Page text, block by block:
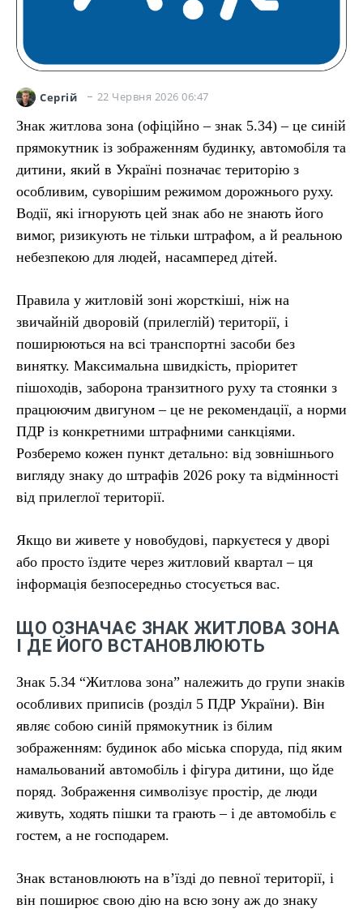
Сергій 22 Червня 2026 06:47
Знак житлова зона (офіційно – знак 5.34) – це синій
прямокутник із зображенням будинку, автомобіля та
дитини, який в Україні позначає територію з
особливим, суворішим режимом дорожнього руху.
Водії, які ігнорують цей знак або не знають його
вимог, ризикують не тільки штрафом, а й реальною
небезпекою для людей, насамперед дітей.
Правила у житловій зоні жорсткіші, ніж на
звичайній дворовій (прилеглій) території, і
поширюються на всі транспортні засоби без
винятку. Максимальна швидкість, пріоритет
пішоходів, заборона транзитного руху та стоянки з
працюючим двигуном – це не рекомендації, а норми
ПДР із конкретними штрафними санкціями.
Розберемо кожен пункт детально: від зовнішнього
вигляду знаку до штрафів 2026 року та відмінності
від прилеглої території.
Якщо ви живете у новобудові, паркуєтеся у дворі
або просто їздите через житловий квартал – ця
інформація безпосередньо стосується вас.
ЩО ОЗНАЧАЄ ЗНАК ЖИТЛОВА ЗОНА
І ДЕ ЙОГО ВСТАНОВЛЮЮТЬ
Знак 5.34 “Житлова зона” належить до групи знаків
особливих приписів (розділ 5 ПДР України). Він
являє собою синій прямокутник із білим
зображенням: будинок або міська споруда, під яким
намальований автомобіль і фігура дитини, що йде
поряд. Зображення символізує простір, де люди
живуть, ходять пішки та грають – і де автомобіль є
гостем, а не господарем.
Знак встановлюють на в’їзді до певної території, і
він поширює свою дію на всю зону аж до знаку